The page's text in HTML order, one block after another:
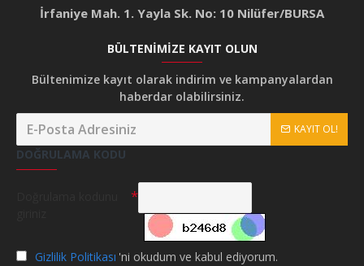
İrfaniye Mah. 1. Yayla Sk. No: 10 Nilüfer/BURSA
BÜLTENIMIZE KAYIT OLUN
Bültenimize kayıt olarak indirim ve kampanyalardan
haberdar olabilirsiniz.
KAYIT OL!
DOĞRULAMA KODU
Gizlilik Politikası 'ni okudum ve kabul ediyorum.